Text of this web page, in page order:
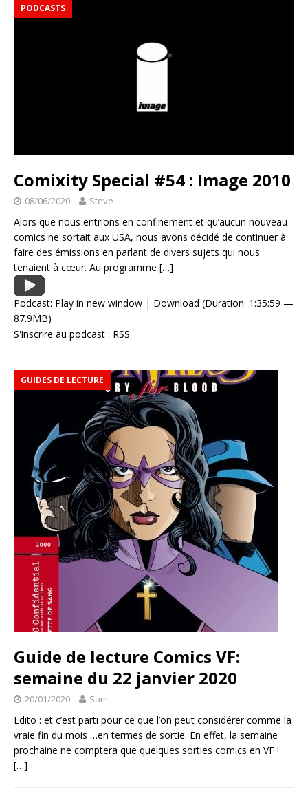
PODCASTS
Comixity Special #54 : Image 2010
08/06/2020 Steve
Alors que nous entrions en confinement et qu’aucun nouveau
comics ne sortait aux USA, nous avons décidé de continuer à
faire des émissions en parlant de divers sujets qui nous
tenaient à cœur. Au programme […]
Podcast: Play in new window | Download (Duration: 1:35:59 —
87.9MB)
S'inscrire au podcast : RSS
GUIDES DE LECTURE
Guide de lecture Comics VF:
semaine du 22 janvier 2020
20/01/2020 Sam
Edito : et c’est parti pour ce que l’on peut considérer comme la
vraie fin du mois …en termes de sortie. En effet, la semaine
prochaine ne comptera que quelques sorties comics en VF !
[…]